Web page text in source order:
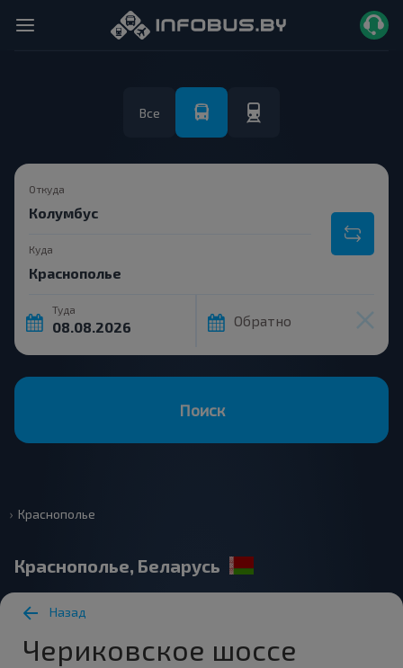
Все
Откуда
Куда
Туда
Обратно
Поиск
Краснополье
Краснополье, Беларусь
Назад
Чериковское шоссе